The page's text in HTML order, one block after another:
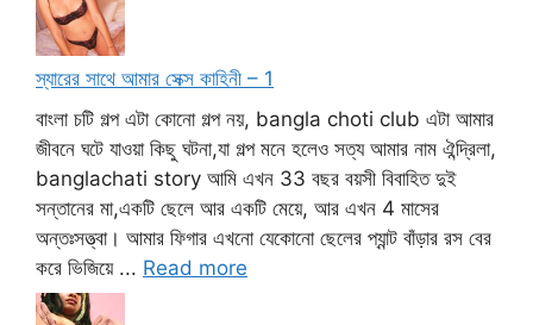
স্যারের সাথে আমার সেক্স কাহিনী – 1
বাংলা চটি গল্প এটা কোনো গল্প নয়, bangla choti club এটা আমার
জীবনে ঘটে যাওয়া কিছু ঘটনা,যা গল্প মনে হলেও সত্য আমার নাম ঐন্দ্রিলা,
banglachati story আমি এখন 33 বছর বয়সী বিবাহিত দুই
সন্তানের মা,একটি ছেলে আর একটি মেয়ে, আর এখন 4 মাসের
অন্তঃসত্ত্বা। আমার ফিগার এখনো যেকোনো ছেলের প্যান্ট বাঁড়ার রস বের
করে ভিজিয়ে ... Read more